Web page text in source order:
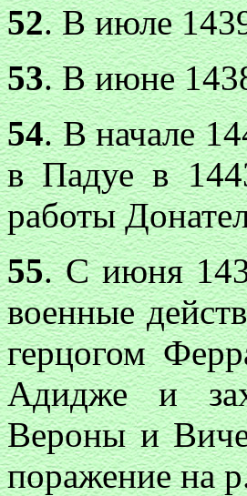
52. В июле
53. В июне
54. В начале
в Падуе в
работы
55. С июня
военные
герцогом
Адидже и
Вероны и
поражение на